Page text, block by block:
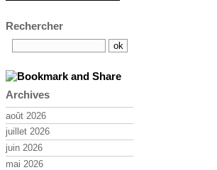
Rechercher
Archives
août 2026
juillet 2026
juin 2026
mai 2026